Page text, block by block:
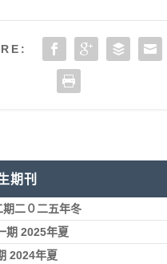
期刊
期二０二五年冬
期 2025年夏
2024年夏